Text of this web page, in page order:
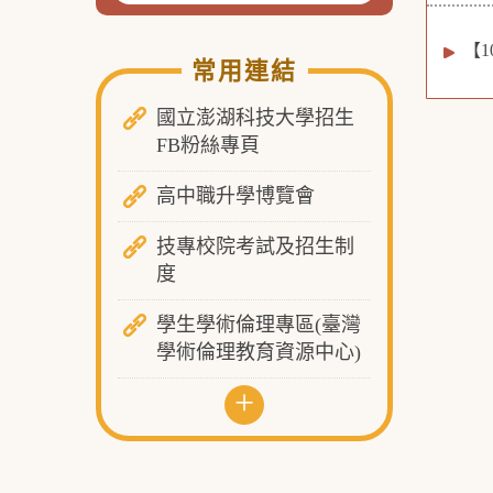
常用連結
國立澎湖科技大學招生
FB粉絲專頁
高中職升學博覽會
技專校院考試及招生制
度
學生學術倫理專區(臺灣
學術倫理教育資源中心)
+
【